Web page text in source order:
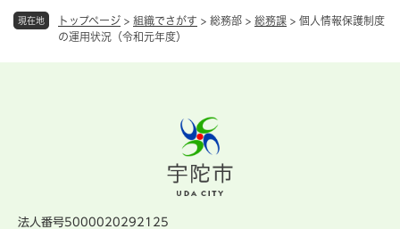
現在地 トップページ > 組織でさがす > 総務部 > 総務課 > 個人情報保護制度
の運用状況（令和元年度）
法人番号5000020292125